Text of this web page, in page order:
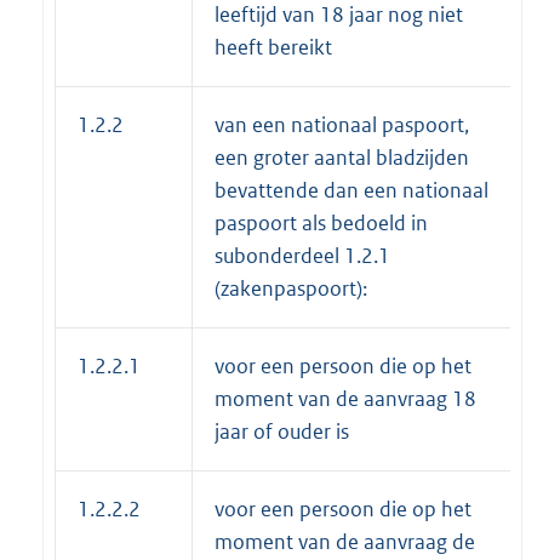
leeftijd van 18 jaar nog niet
heeft bereikt
1.2.2
van een nationaal paspoort,
een groter aantal bladzijden
bevattende dan een nationaal
paspoort als bedoeld in
subonderdeel 1.2.1
(zakenpaspoort):
1.2.2.1
voor een persoon die op het
moment van de aanvraag 18
jaar of ouder is
1.2.2.2
voor een persoon die op het
moment van de aanvraag de